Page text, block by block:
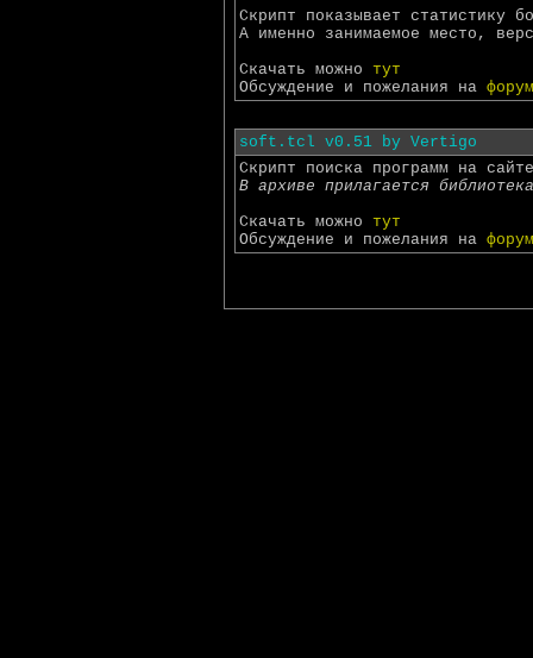
Скрипт показывает статистику
А именно занимаемое место,
Скачать можно тут
Обсуждение и пожелания на
soft.tcl v0.51 by Vertigo
Скрипт поиска программ на
В архиве прилагается
Скачать можно тут
Обсуждение и пожелания на